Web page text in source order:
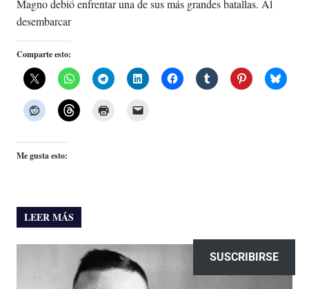
Magno debió enfrentar una de sus más grandes batallas. Al
desembarcar
Comparte esto:
Me gusta esto:
LEER MÁS
SUSCRIBIRSE